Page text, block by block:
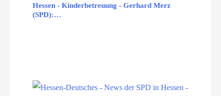
Hessen - Kinderbetreuung - Gerhard Merz
(SPD):…